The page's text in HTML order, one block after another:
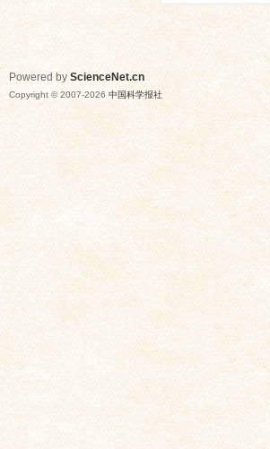
Powered by ScienceNet.cn
Copyright © 2007-2026 中国科学报社